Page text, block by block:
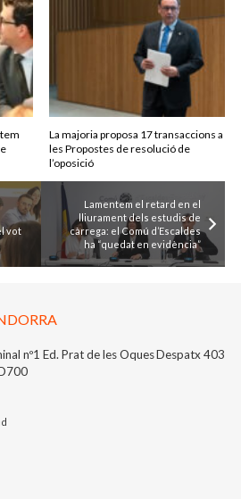
La majoria proposa 17 transaccions a
les Propostes de resolució de
l’oposició
vot
Lamentem el retard en el
lliurament dels estudis de
càrrega: el Comú d’Escaldes
ha “quedat en evidència”
nº1 Ed. Prat de les OquesDespatx 403